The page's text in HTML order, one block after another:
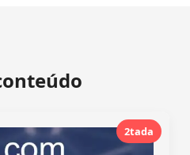
2tada